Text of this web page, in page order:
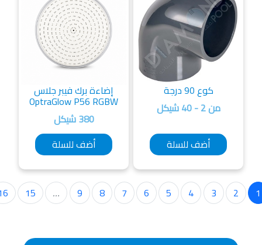
أضف للسلة
إضاءة برك فيبر جلاس
OptraGlow P56 RGBW
أضف للسلة
3
4
5
6
7
8
9
…
15
16
-
>